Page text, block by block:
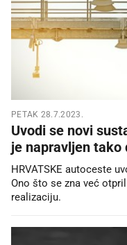
PETAK 28.7.2023.
Uvodi se novi
je napravljen tako
HRVATSKE autoceste
Ono što se zna već
realizaciju.